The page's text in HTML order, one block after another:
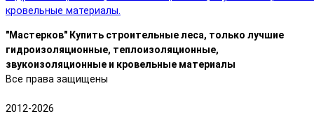
"Мастерков" Купить строительные леса, только лучшие
гидроизоляционные, теплоизоляционные,
звукоизоляционные и кровельные материалы
Все права защищены
2012-2026